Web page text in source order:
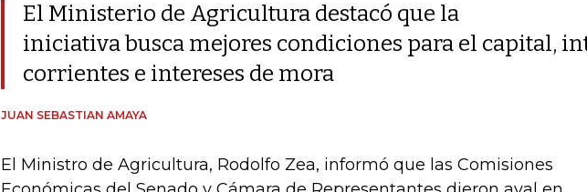
El Ministerio de Agricultura destacó que la
iniciativa busca mejores condiciones para el capital,
corrientes e intereses de mora
JUAN SEBASTIAN AMAYA
El Ministro de Agricultura, Rodolfo Zea, informó que las Comisiones